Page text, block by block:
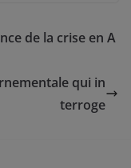
de la crise en A
qui in
terroge